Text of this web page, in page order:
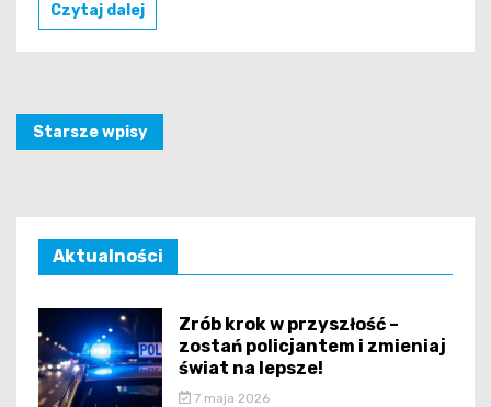
Czytaj dalej
Nawigacja
Starsze wpisy
Aktualności
Zrób krok w przyszłość –
zostań policjantem i zmieniaj
świat na lepsze!
7 maja 2026